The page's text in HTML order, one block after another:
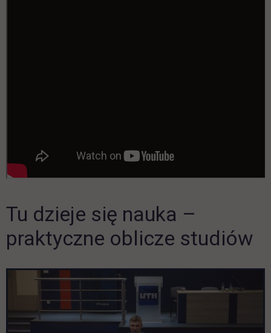
Tu dzieje się nauka –
praktyczne oblicze studiów
Pomiń galerię